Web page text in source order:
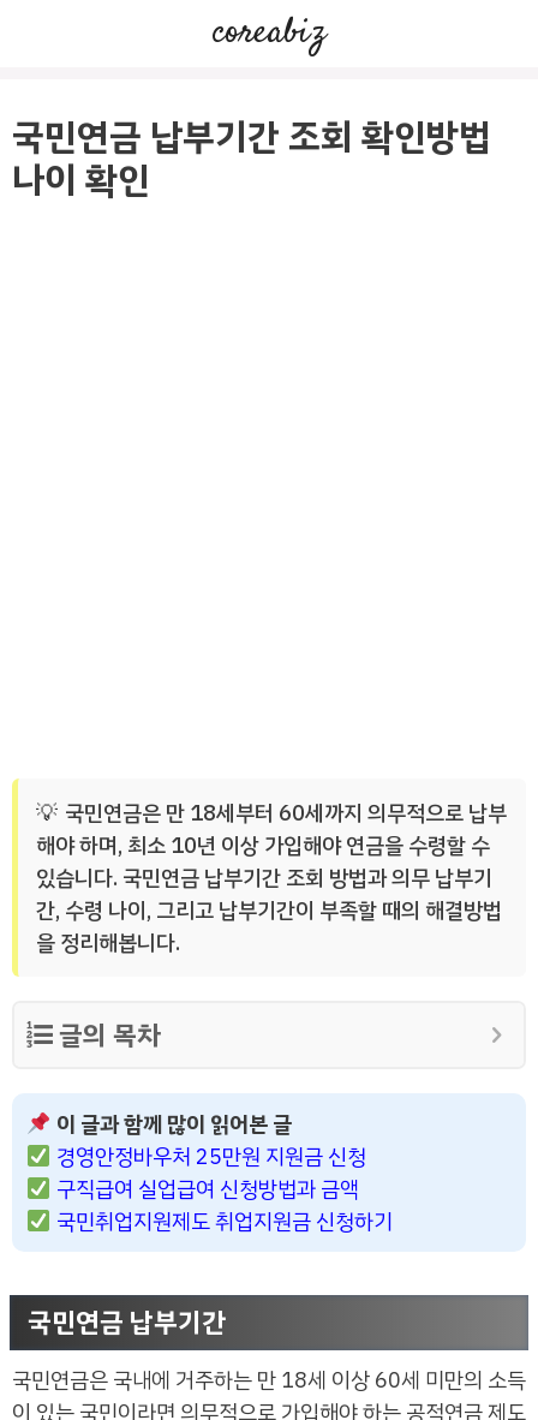
너
coreabiz
국민연금 납부기간 조회 확인방법
나이 확인
국민연금은 만 18세부터 60세까지 의무적으로 납부
해야 하며, 최소 10년 이상 가입해야 연금을 수령할 수
있습니다. 국민연금 납부기간 조회 방법과 의무 납부기
간, 수령 나이, 그리고 납부기간이 부족할 때의 해결방법
을 정리해봅니다.
글의 목차
이 글과 함께 많이 읽어본 글
경영안정바우처 25만원 지원금 신청
구직급여 실업급여 신청방법과 금액
국민취업지원제도 취업지원금 신청하기
국민연금 납부기간
국민연금은 국내에 거주하는 만 18세 이상 60세 미만의 소득
이 있는 국민이라면 의무적으로 가입해야 하는 공적연금 제도